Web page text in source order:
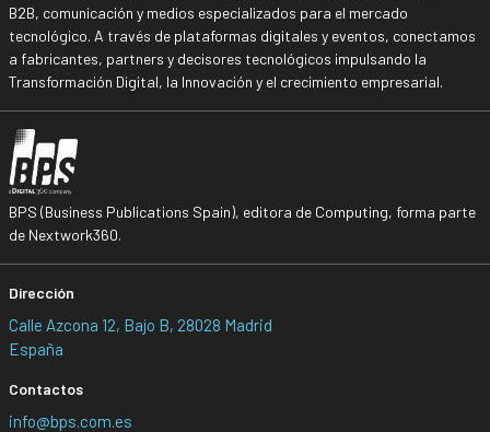
B2B, comunicación y medios especializados para el mercado
tecnológico. A través de plataformas digitales y eventos, conectamos
a fabricantes, partners y decisores tecnológicos impulsando la
Transformación Digital, la Innovación y el crecimiento empresarial.
BPS (Business Publications Spain), editora de Computing, forma parte
de Nextwork360.
Dirección
Calle Azcona 12, Bajo B, 28028 Madrid
España
Contactos
info@bps.com.es